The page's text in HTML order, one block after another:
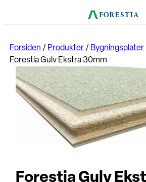
Forsiden / Produkter / Bygningsplater
Forestia Gulv Ekstra 30mm
Forestia Gulv